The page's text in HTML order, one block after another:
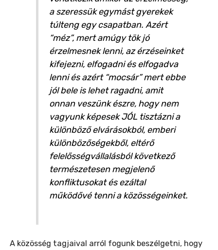
a szeressük egymást gyerekek
túlteng egy csapatban. Azért
“méz”, mert amúgy tök jó
érzelmesnek lenni, az érzéseinket
kifejezni, elfogadni és elfogadva
lenni és azért “mocsár” mert ebbe
jól bele is lehet ragadni, amit
onnan veszünk észre, hogy nem
vagyunk képesek JÓL tisztázni a
különböző elvárásokból, emberi
különbözőségekből, eltérő
felelősségvállalásból következő
természetesen megjelenő
konfliktusokat és ezáltal
működővé tenni a közösségeinket.
A közösség tagjaival arról fogunk beszélgetni, hogy